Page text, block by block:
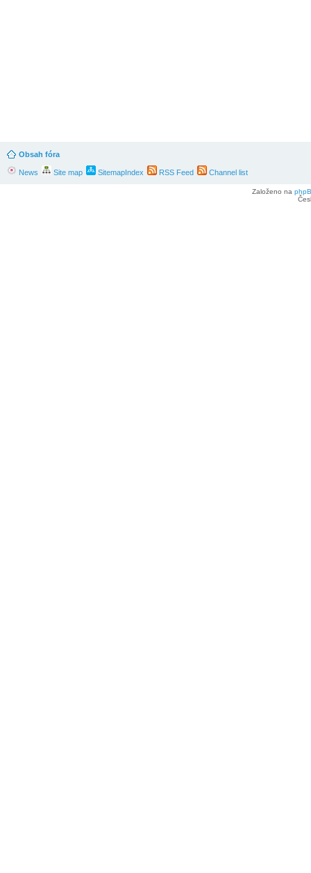
Obsah fóra
News Site map SitemapIndex RSS Feed Channel list
Založeno na